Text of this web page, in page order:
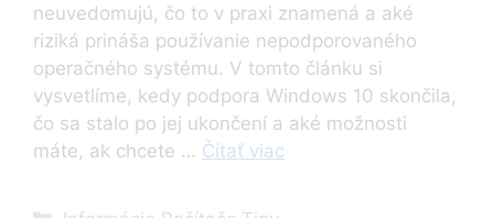
neuvedomujú, čo to v praxi znamená a aké
riziká prináša používanie nepodporovaného
operačného systému. V tomto článku si
vysvetlíme, kedy podpora Windows 10 skončila,
čo sa stalo po jej ukončení a aké možnosti
máte, ak chcete … Čítať viac